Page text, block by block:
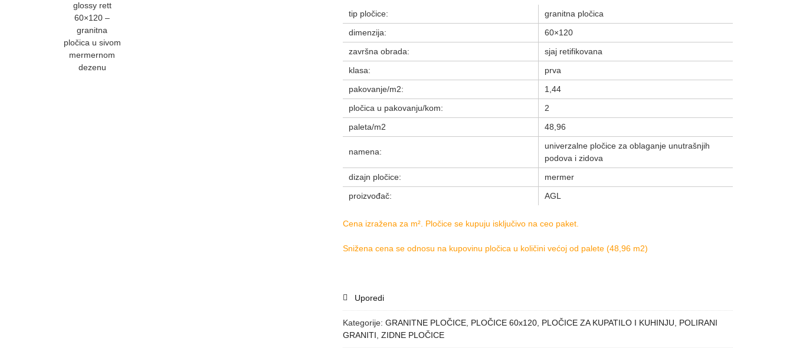
tip pločice:
granitna pločica
dimenzija:
60×120
završna obrada:
sjaj retifikovana
klasa:
prva
pakovanje/m2:
1,44
pločica u pakovanju/kom:
2
paleta/m2
48,96
namena:
univerzalne pločice za oblaganje unutrašnjih
podova i zidova
dizajn pločice:
mermer
proizvođač:
AGL
Cena izražena za m². Pločice se kupuju isključivo na ceo paket.
Snižena cena se odnosu na kupovinu pločica u količini većoj od palete (48,96 m2)
Uporedi
Kategorije: GRANITNE PLOČICE, PLOČICE 60x120, PLOČICE ZA KUPATILO I KUHINJU
POLIRANI
GRANITI ZIDNE PLOČICE